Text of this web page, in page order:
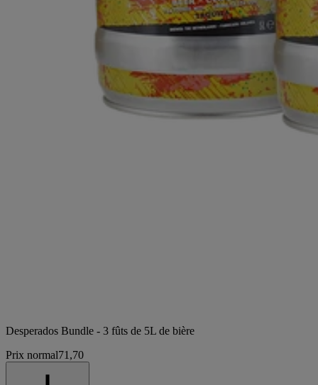
Desperados Bundle - 3 fûts de 5L de bière
Prix normal71,70